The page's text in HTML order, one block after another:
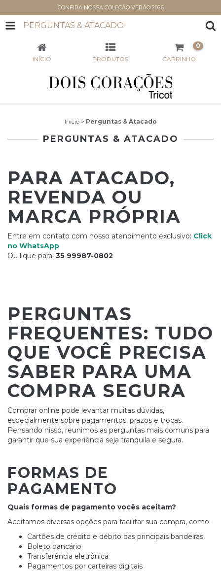
CONFIRA NOSSA COLEÇÃO VERÃO 2026
PERGUNTAS & ATACADO
INÍCIO PRODUTOS CARRINHO
0
Início > Perguntas & Atacado
PERGUNTAS & ATACADO
PARA ATACADO,
REVENDA OU
MARCA PRÓPRIA
Entre em contato com nosso atendimento exclusivo: Click
no WhatsApp
Ou lique para: 35 99987-0802
PERGUNTAS
FREQUENTES: TUDO
QUE VOCÊ PRECISA
SABER PARA UMA
COMPRA SEGURA
Comprar online pode levantar muitas dúvidas,
especialmente sobre pagamentos, prazos e trocas.
Pensando nisso, reunimos as perguntas mais comuns para
garantir que sua experiência seja tranquila e segura.
FORMAS DE
PAGAMENTO
Quais formas de pagamento vocês aceitam?
Aceitamos diversas opções para facilitar sua compra, como:
Cartões de crédito e débito das principais bandeiras
Boleto bancário
Transferência eletrônica
Pagamentos por carteiras digitais